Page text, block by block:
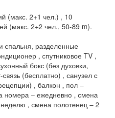
(макс. 2+1 чел.) , 10
(макс. 2+2 чел., 50-89 m).
разделенные
, спутниковое TV ,
бокс (без духовки,
(бесплатно) , санузел с
, балкон , пол –
номера – ежедневно , смена
, смена полотенец – 2